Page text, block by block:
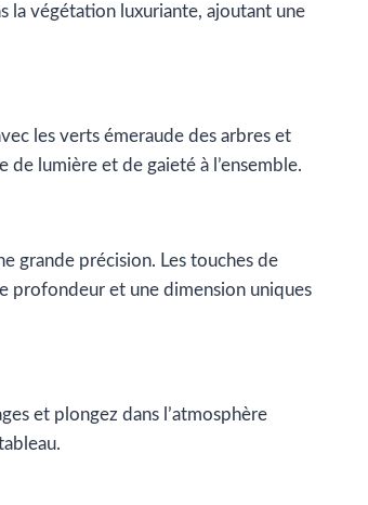
la végétation luxuriante, ajoutant une
les verts émeraude des arbres et
lumière et de gaieté à l’ensemble.
grande précision. Les touches de
profondeur et une dimension uniques
et plongez dans l’atmosphère